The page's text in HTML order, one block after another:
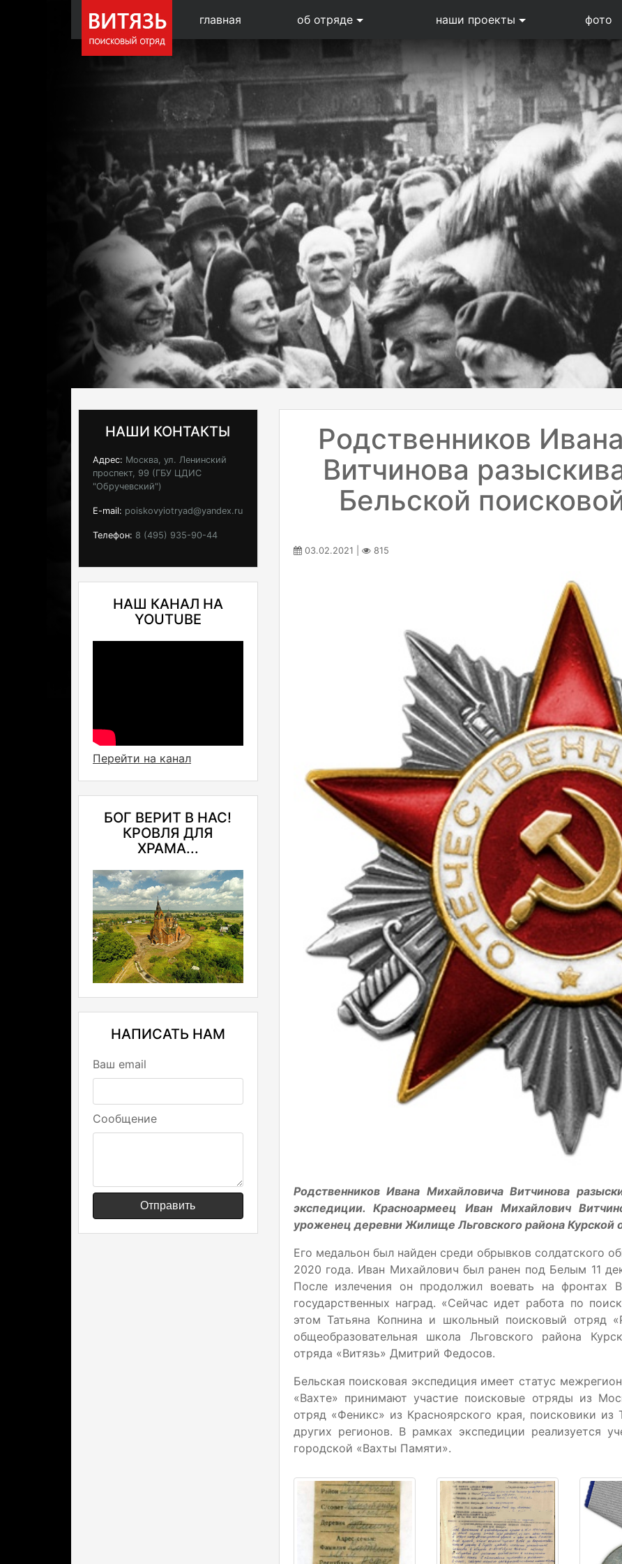
главная об отряде наши проекты фото
НАШИ КОНТАКТЫ
Адрес: Москва, ул. Ленинский
проспект, 99 (ГБУ ЦДИС
"Обручевский")
E-mail: poiskovyiotryad@yandex.ru
Телефон: 8 (495) 935-90-44
НАШ КАНАЛ НА
YOUTUBE
Перейти на канал
БОГ ВЕРИТ В НАС!
КРОВЛЯ ДЛЯ
ХРАМА...
НАПИСАТЬ НАМ
Ваш email
Сообщение
Отправить
Родственников
Витчинова
Бельской
03.02.2021 | 815
Родственников Ивана Михайловича Витчинова
экспедиции. Красноармеец Иван Михайлович
уроженец деревни Жилище Льговского района Курской
Его медальон был найден среди обрывков солдатского
2020 года. Иван Михайлович был ранен под Белым 11
После излечения он продолжил воевать на фронтах
государственных наград. «Сейчас идет работа по
этом Татьяна Копнина и школьный поисковый отряд
общеобразовательная школа Льговского района
отряда «Витязь» Дмитрий Федосов.
Бельская поисковая экспедиция имеет статус
«Вахте» принимают участие поисковые отряды из
отряд «Феникс» из Красноярского края, поисковики
других регионов. В рамках экспедиции реализуется
городской «Вахты Памяти».